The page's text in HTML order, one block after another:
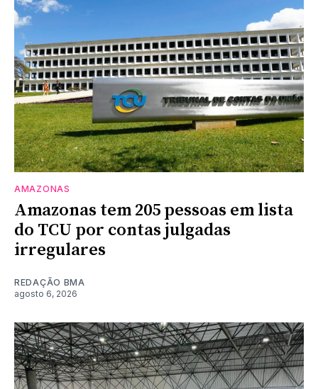
AMAZONAS
Amazonas tem 205 pessoas em lista
do TCU por contas julgadas
irregulares
REDAÇÃO BMA
agosto 6, 2026